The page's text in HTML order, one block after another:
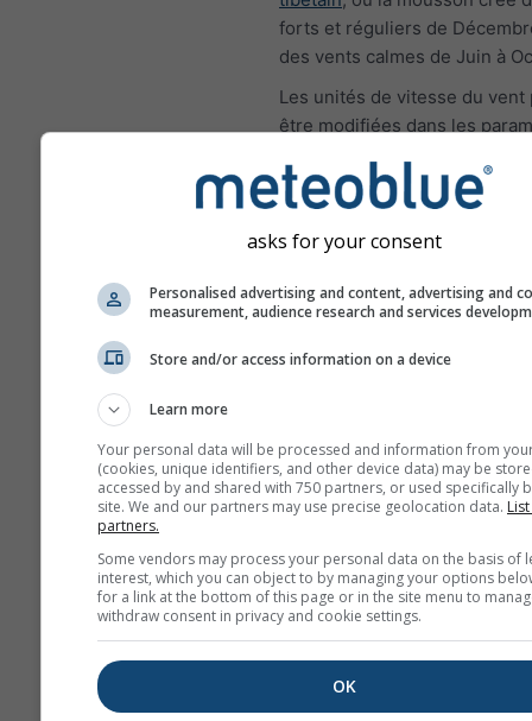
forts et réguliers de
des vents calmes de Juin à
Les unités de vitesse du vent
être modifiées dans les
Rose des vents
asks for your consent
Personalised advertising and content, advertising and
measurement, audience research and services
Store and/or access information on a device
Learn more
Your personal data will be processed and information from
(cookies, unique identifiers, and other device data) may be
accessed by and shared with 750 partners, or used specifically
site. We and our partners may use precise geolocation data.
partners.
Some vendors may process your personal data on the basis of
interest, which you can object to by managing your options
for a link at the bottom of this page or in the site menu to
withdraw consent in privacy and cookie settings.
OK